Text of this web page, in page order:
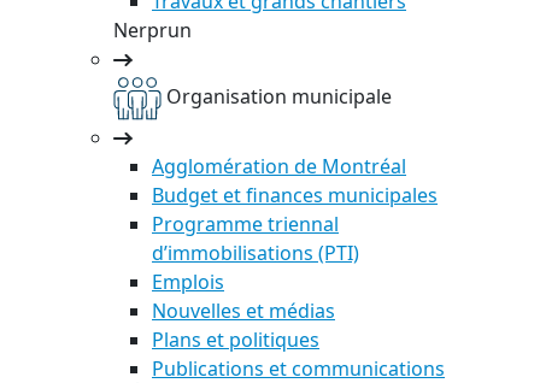
Nerprun
Organisation municipale
Agglomération de Montréal
Budget et finances municipales
Programme triennal
d’immobilisations (PTI)
Emplois
Nouvelles et médias
Plans et politiques
Publications et communications